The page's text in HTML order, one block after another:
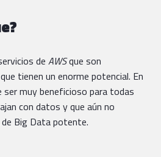
de AWSque son
tienen un enorme potencial. En
ser muy beneficioso para todas
con datos y que aún no
Big Data potente.